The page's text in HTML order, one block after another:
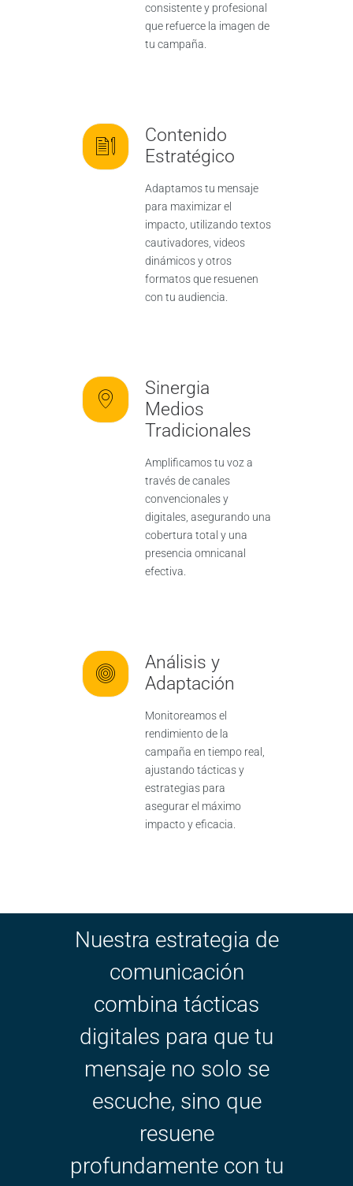
consistente y profesional
que refuerce la imagen de
tu campaña.
Contenido
Estratégico
Adaptamos tu mensaje
para maximizar el
impacto, utilizando textos
cautivadores, videos
dinámicos y otros
formatos que resuenen
con tu audiencia.
Sinergia
Medios
Tradicionales
Amplificamos tu voz a
través de canales
convencionales y
digitales, asegurando una
cobertura total y una
presencia omnicanal
efectiva.
Análisis y
Adaptación
Monitoreamos el
rendimiento de la
campaña en tiempo real,
ajustando tácticas y
estrategias para
asegurar el máximo
impacto y eficacia.
Nuestra estrategia de
comunicación
combina tácticas
digitales para que tu
mensaje no solo se
escuche, sino que
resuene
profundamente con tu